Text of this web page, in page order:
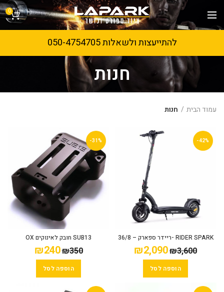
0
להתייעצות ולשאלות 050-4754705
חנות
עמוד הבית חנות
-42%
RIDER SPARK -ריידר ספארק – 36/8
₪3,600
₪2,090
הוספה לסל
-31%
SUB13 חובק לאינוקים OX
₪350
₪240
הוספה לסל